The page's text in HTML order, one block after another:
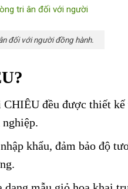
đối với người đồng hành.
đều được thiết kế
nghiệp.
khẩu, đảm bảo độ